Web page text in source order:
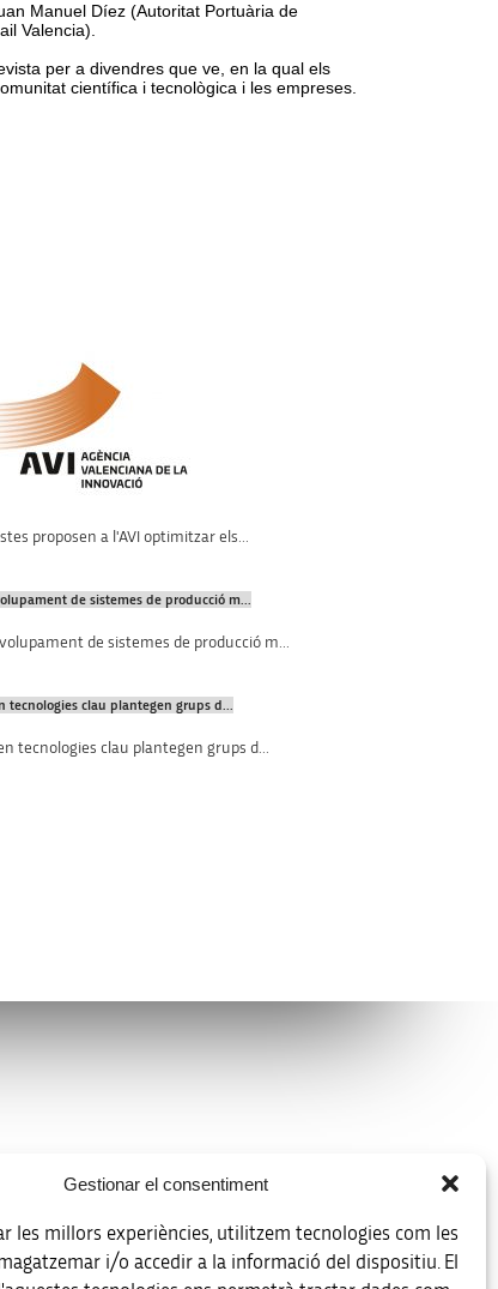
Gestionar el consentiment
les millors experiències, utilitzem tecnologies com les
i/o accedir a la informació del dispositiu. El
Manuel Díez (Autoritat Portuària de
Valencia).
per a divendres que ve, en la qual els
científica i tecnològica i les empreses.
proposen a l'AVI optimitzar els...
de sistemes de producció m...
de sistemes de producció m...
tecnologies clau plantegen grups d...
tecnologies clau plantegen grups d...
Registre d’activitats de tractament